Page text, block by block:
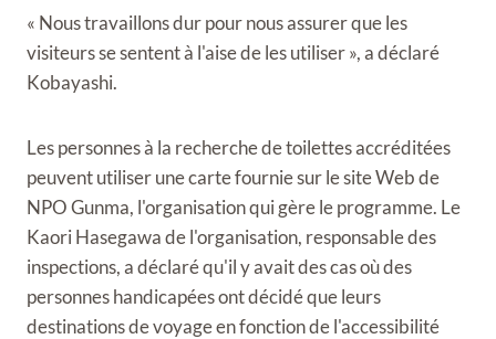
« Nous travaillons dur pour nous assurer que les
visiteurs se sentent à l'aise de les utiliser », a déclaré
Kobayashi.
Les personnes à la recherche de toilettes accréditées
peuvent utiliser une carte fournie sur le site Web de
NPO Gunma, l'organisation qui gère le programme. Le
Kaori Hasegawa de l'organisation, responsable des
inspections, a déclaré qu'il y avait des cas où des
personnes handicapées ont décidé que leurs
destinations de voyage en fonction de l'accessibilité